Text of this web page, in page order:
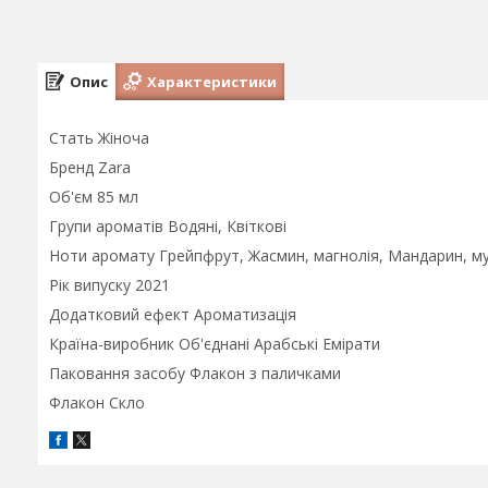
Опис Характеристики
Стать Жіноча
Бренд Zara
Об'єм 85 мл
Групи ароматів Водяні, Квіткові
Ноти аромату Грейпфрут, Жасмин, магнолія, Мандарин,
Рік випуску 2021
Додатковий ефект Ароматизація
Країна-виробник Об'єднані Арабські Емірати
Паковання засобу Флакон з паличками
Флакон Скло